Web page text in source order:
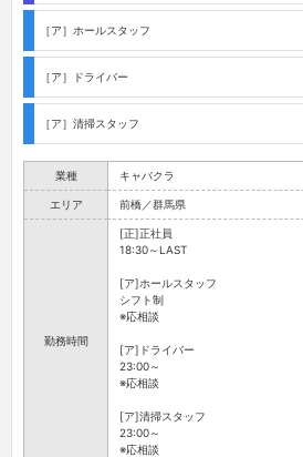
［ア］ホールスタッフ
［ア］ドライバー
［ア］清掃スタッフ
業種 キャバクラ
エリア 前橋／群馬県
勤務時間
[正]正社員
18:30～LAST
[ア]ホールスタッフ
シフト制
※応相談
[ア]ドライバー
23:00～
※応相談
[ア]清掃スタッフ
23:00～
※応相談